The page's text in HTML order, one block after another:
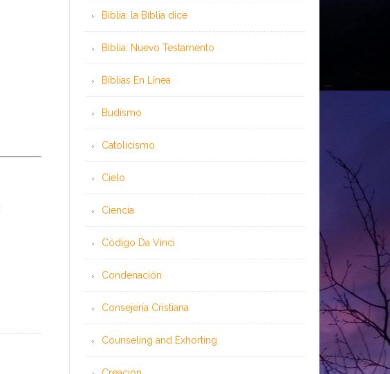
Biblia: la Biblia dice
Biblia: Nuevo Testamento
Bíblias En Línea
Budismo
Catolicismo
Cielo
Ciencia
Código Da Vinci
Condenación
Consejería Cristiana
Counseling and Exhorting